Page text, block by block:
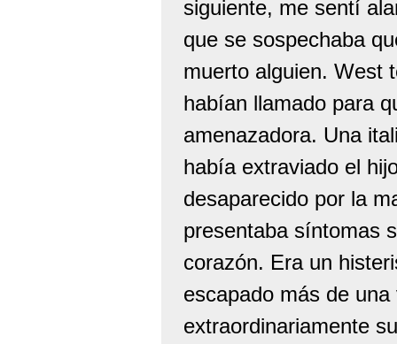
siguiente, me sentí
que se sospechaba
muerto alguien. West
habían llamado para
amenazadora. Una
había extraviado el
desaparecido por la
presentaba síntomas
corazón. Era un
escapado más de
extraordinariamente